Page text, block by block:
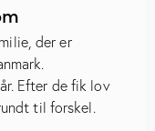
der er
Efter de fik lov
til forskel.